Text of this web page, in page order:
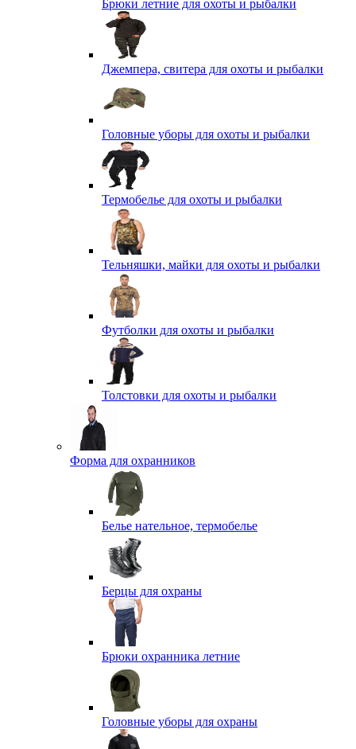
Брюки летние для охоты и рыбалки
Джемпера, свитера для охоты и рыбалки
Головные уборы для охоты и рыбалки
Термобелье для охоты и рыбалки
Тельняшки, майки для охоты и рыбалки
Футболки для охоты и рыбалки
Толстовки для охоты и рыбалки
Форма для охранников
Белье нательное, термобелье
Берцы для охраны
Брюки охранника летние
Головные уборы для охраны